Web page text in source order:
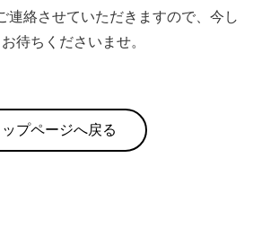
連絡させていただきますので、今し
待ちくださいませ。
ップページへ戻る